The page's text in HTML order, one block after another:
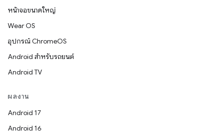
หน้าจอขนาดใหญ่
Wear OS
อุปกรณ์ ChromeOS
Android สำหรับรถยนต์
Android TV
ผลงาน
Android 17
Android 16